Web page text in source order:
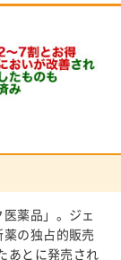
薬品」。ジェ
の独占的販売
あとに発売され